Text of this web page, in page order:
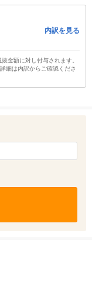
内訳を見る
金額に対し付与されます。
細は内訳からご確認くださ